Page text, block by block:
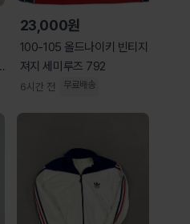
23,000원
100-105 올드나이키 빈티지
져지 세미루즈 792
6시간 전 무료배송